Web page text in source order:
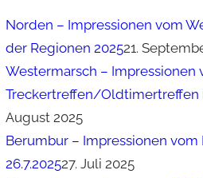
Norden – Impressionen vom
der Regionen 202521.
Westermarsch – Impressionen
Treckertreffen/Oldtimertreffen
August 2025
Berumbur – Impressionen vom
26.7.202527. Juli 2025